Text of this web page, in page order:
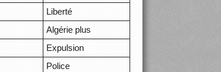
Liberté
Algérie plus
Expulsion
Police